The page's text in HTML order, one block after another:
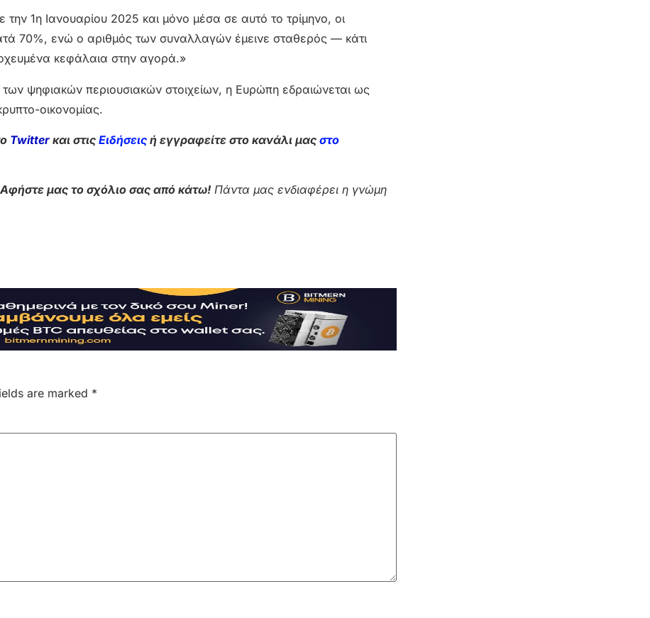
1η Ιανουαρίου 2025 και μόνο μέσα σε αυτό το τρίμηνο, οι
70%, ενώ ο αριθμός των συναλλαγών έμεινε σταθερός — κάτι
κεφάλαια στην αγορά.»
ψηφιακών περιουσιακών στοιχείων, η Ευρώπη εδραιώνεται ως
οικονομίας.
Twitter και στις Ειδήσεις ή εγγραφείτε στο κανάλι μας στο
Αφήστε μας το σχόλιο σας από κάτω! Πάντα μας ενδιαφέρει η γνώμη
are marked *